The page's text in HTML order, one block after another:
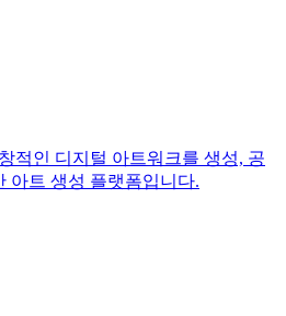
적인 디지털 아트워크를 생성, 공
아트 생성 플랫폼입니다.